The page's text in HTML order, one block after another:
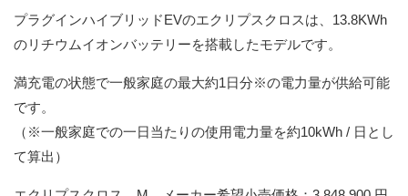
プラグインハイブリッドEVのエクリプスクロスは、13.8KWh
のリチウムイオンバッテリーを搭載したモデルです。
満充電の状態で一般家庭の最大約1日分※の電力量が供給可能
です。
（※一般家庭での一日当たりの使用電力量を約10kWh / 日とし
て算出）